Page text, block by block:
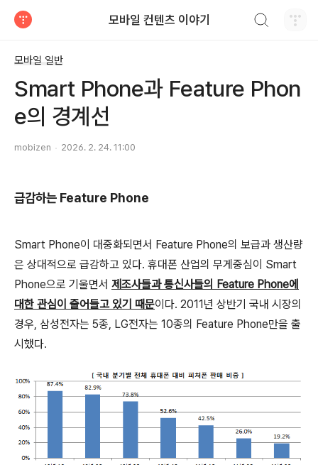
모바일 컨텐츠 이야기
모바일 일반
Smart Phone과 Feature Phon
e의 경계선
mobizen 2026. 2. 24. 11:00
급감하는 Feature Phone
Smart Phone이 대중화되면서 Feature Phone의 보급과 생산량
은 상대적으로 급감하고 있다. 휴대폰 산업의 무게중심이 Smart
Phone으로 기울면서 제조사들과 통신사들의 Feature Phone에
대한 관심이 줄어들고 있기 때문이다. 2011년 상반기 국내 시장의
경우, 삼성전자는 5종, LG전자는 10종의 Feature Phone만을 출
시했다.